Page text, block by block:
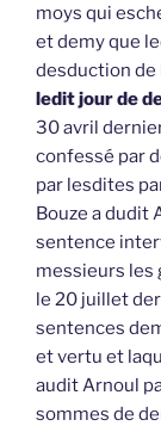
moys qui
et demy que
desduction de
ledit jour de
30 avril
confessé par
par lesdites
Bouze a dudit
sentence
messieurs les
le 20 juillet
sentences
et vertu et
audit Arnoul
sommes de